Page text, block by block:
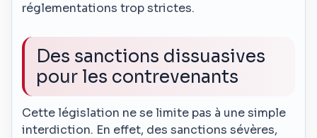
réglementations trop strictes.
Des sanctions dissuasives
pour les contrevenants
Cette législation ne se limite pas à une simple
interdiction. En effet, des sanctions sévères,